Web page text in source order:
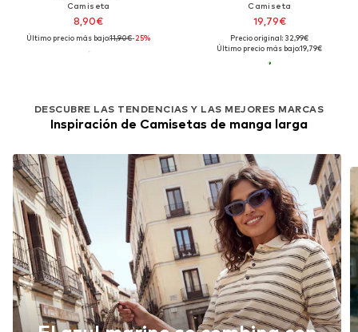
Camiseta
8,90€
Último precio más bajo:11,90€-25%
Camiseta
19,79€
Precio original: 32,99€
Último precio más bajo:19,79€
DESCUBRE LAS TENDENCIAS Y LAS MEJORES MARCAS
Inspiración de Camisetas de manga larga